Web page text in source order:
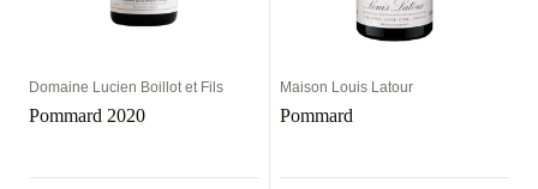
Domaine Lucien Boillot et Fils
Pommard 2020
Maison Louis Latour
Pommard